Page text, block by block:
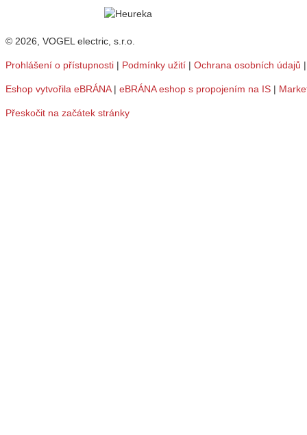
© 2026, VOGEL electric, s.r.o.
Prohlášení o přístupnosti | Podmínky užití | Ochrana osobních údajů
Eshop vytvořila eBRÁNA| eBRÁNA eshop s propojením na IS |
Přeskočit na začátek stránky